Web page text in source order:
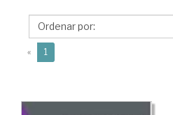
Victoria
A.
« 1